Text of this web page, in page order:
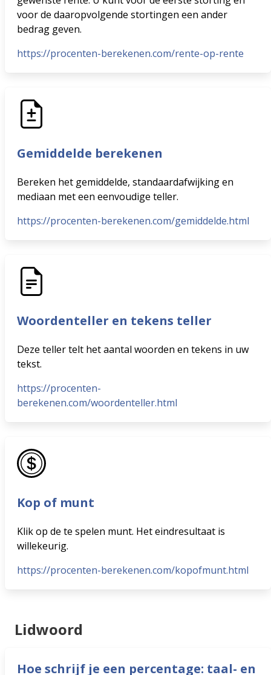
voor de daaropvolgende stortingen een ander
bedrag geven.
https://procenten-berekenen.com/rente-op-rente
Gemiddelde berekenen
Bereken het gemiddelde, standaardafwijking en
mediaan met een eenvoudige teller.
https://procenten-berekenen.com/gemiddelde.html
Woordenteller en tekens teller
Deze teller telt het aantal woorden en tekens in uw
tekst.
https://procenten-
berekenen.com/woordenteller.html
Kop of munt
Klik op de te spelen munt. Het eindresultaat is
willekeurig.
https://procenten-berekenen.com/kopofmunt.html
Lidwoord
Hoe schrijf je een percentage: taal- en